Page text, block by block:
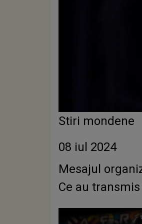
Stiri mondene
08 iul 2024
Mesajul
Ce au